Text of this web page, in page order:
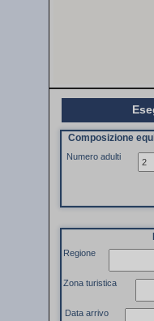
Composizione
Numero adulti
Regione
Zona turistica
Data arrivo